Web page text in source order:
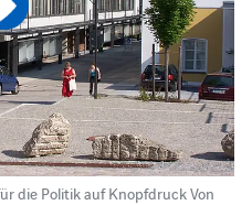
die Politik auf Knopfdruck Von